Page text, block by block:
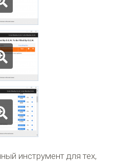
инструмент для тех,